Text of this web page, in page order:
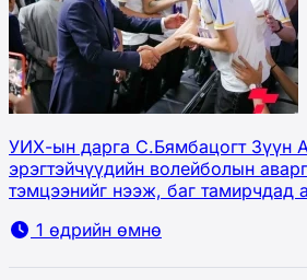
УИХ-ын дарга С.Бямбацогт Зүүн
эрэгтэйчүүдийн волейболын
тэмцээнийг нээж, баг тамирчдад
1 өдрийн өмнө